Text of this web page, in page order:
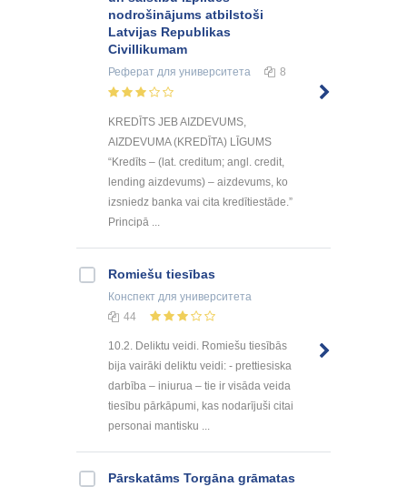
nodrošinājums atbilstoši
Latvijas Republikas
Civillikumam
Реферат для университета 8
KREDĪTS JEB AIZDEVUMS,
AIZDEVUMA (KREDĪTA) LĪGUMS
“Kredīts – (lat. creditum; angl. credit,
lending aizdevums) – aizdevums, ko
izsniedz banka vai cita kredītiestāde.”
Principā ...
Romiešu tiesības
Конспект для университета
44
10.2. Deliktu veidi. Romiešu tiesībās
bija vairāki deliktu veidi: - prettiesiska
darbība – iniurua – tie ir visāda veida
tiesību pārkāpumi, kas nodarījuši citai
personai mantisku ...
Pārskatāms Torgāna grāmatas